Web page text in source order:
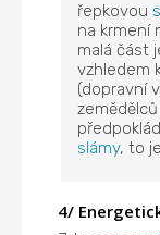
řepkovou
na krmení
malá část
vzhledem
(dopravní
slámy, to je
4/